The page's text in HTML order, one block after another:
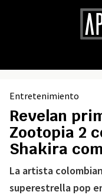
Entretenimiento
Revelan
Zootopia 2
Shakira
La artista
superestrella pop